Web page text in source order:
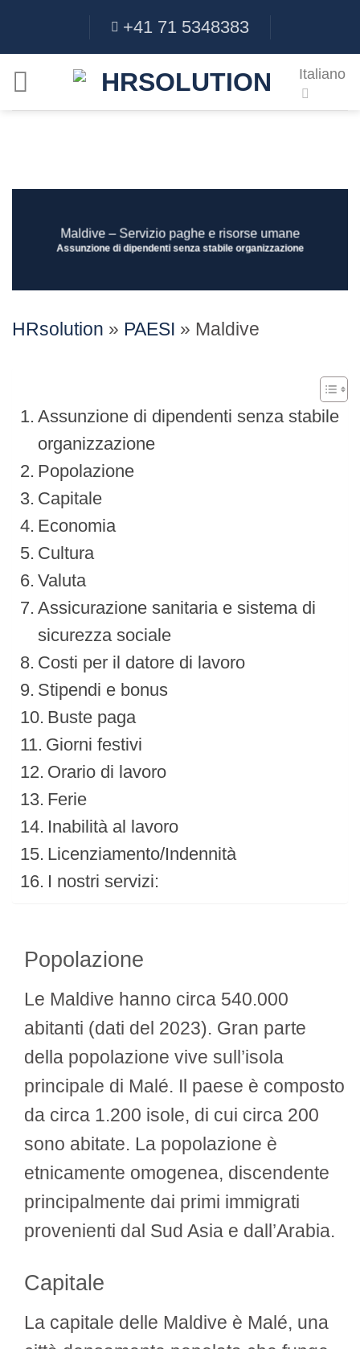
contenuti
+41 71 5348383
Italiano
Maldive – Servizio paghe e risorse umane
Assunzione di dipendenti senza stabile organizzazione
HRsolution » PAESI » Maldive
Assunzione di dipendenti senza stabile
organizzazione
Popolazione
Capitale
Economia
Cultura
Valuta
Assicurazione sanitaria e sistema di
sicurezza sociale
Costi per il datore di lavoro
Stipendi e bonus
Buste paga
Giorni festivi
Orario di lavoro
Ferie
Inabilità al lavoro
Licenziamento/Indennità
I nostri servizi:
Popolazione
Le Maldive hanno circa 540.000
abitanti (dati del 2023). Gran parte
della popolazione vive sull’isola
principale di Malé. Il paese è composto
da circa 1.200 isole, di cui circa 200
sono abitate. La popolazione è
etnicamente omogenea, discendente
principalmente dai primi immigrati
provenienti dal Sud Asia e dall’Arabia.
Capitale
La capitale delle Maldive è Malé, una